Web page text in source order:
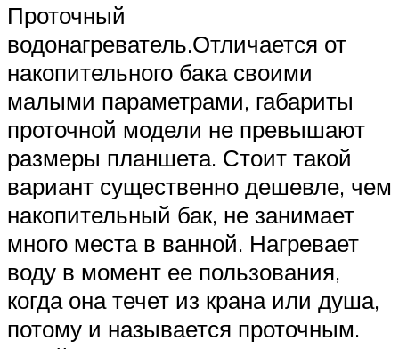
Проточный
водонагреватель.Отличается от
накопительного бака своими
малыми параметрами, габариты
проточной модели не превышают
размеры планшета. Стоит такой
вариант существенно дешевле, чем
накопительный бак, не занимает
много места в ванной. Нагревает
воду в момент ее пользования,
когда она течет из крана или душа,
потому и называется проточным.